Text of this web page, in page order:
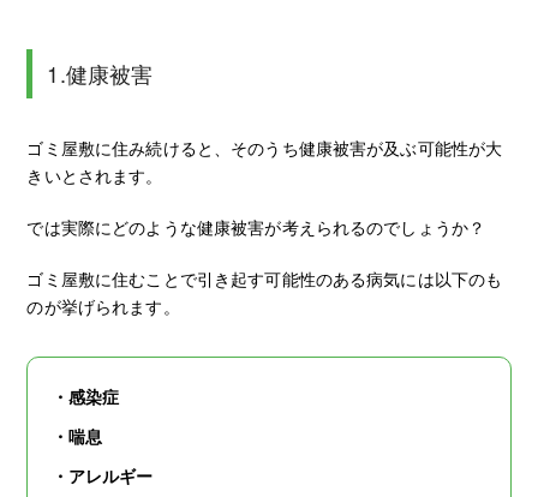
1.健康被害
ゴミ屋敷に住み続けると、そのうち健康被害が及ぶ可能性が大
きいとされます。
では実際にどのような健康被害が考えられるのでしょうか？
ゴミ屋敷に住むことで引き起す可能性のある病気には以下のも
のが挙げられます。
・感染症
・喘息
・アレルギー